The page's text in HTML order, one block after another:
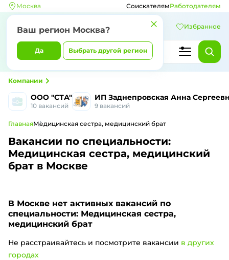
Москва
Ваш регион Москва?
Да Выбрать другой регион
СоискателямРаботодателям
Избранное
ООО "СТА"
10 вакансий
ИП Заднепровская Анна
9 вакансий
Компании
ГлавнаяМедицинская сестра, медицинский брат
Вакансии по специальности:
Медицинская сестра, медицинский
брат в Москве
В Москве нет активных вакансий по
специальности: Медицинская сестра,
медицинский брат
Не расстраивайтесь и посмотрите вакансии в других
городах